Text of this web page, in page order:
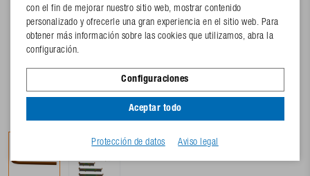
con el fin de mejorar nuestro sitio web, mostrar contenido
personalizado y ofrecerle una gran experiencia en el sitio web. Para
obtener más información sobre las cookies que utilizamos, abra la
configuración.
Configuraciones
Aceptar todo
Protección de datos Aviso legal